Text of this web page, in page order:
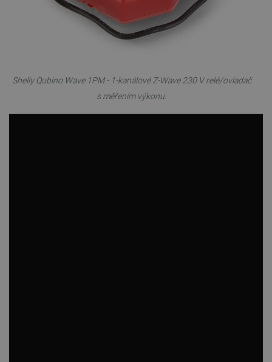
Shelly Qubino Wave 1PM - 1-kanálové Z-Wave 230 V relé/ovladač
s měřením výkonu.